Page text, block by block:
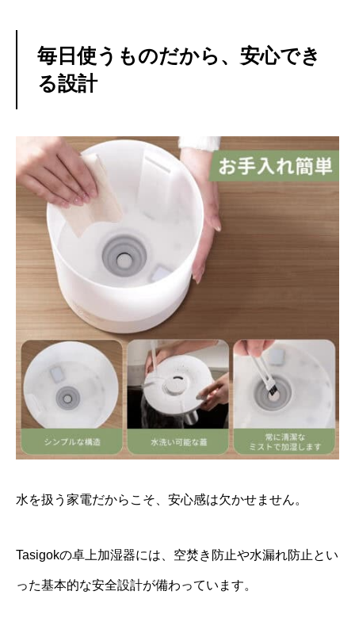
毎日使うものだから、安心でき
る設計
水を扱う家電だからこそ、安心感は欠かせません。
Tasigokの卓上加湿器には、空焚き防止や水漏れ防止とい
った基本的な安全設計が備わっています。